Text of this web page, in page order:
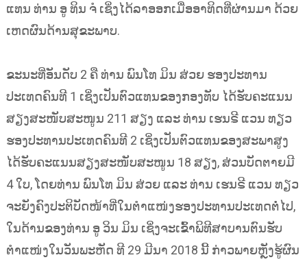
ແທນ ທ່ານ ອູ ທິນ ຈໍ ເຊິ່ງໄດ້ລາອອກເມື່ອອາທິດທີ່ຜ່ານມາ ດ້ວຍ
ເຫດຜົນດ້ານສຸຂະພາບ.
ຂະນະທີ່ອັນດັບ 2 ຄື ທ່ານ ພົນໂທ ມິນ ສ່ວຍ ຮອງປະທານ
ປະເທດຄົນທີ 1 ເຊິ່ງເປັນຕົວແທນຂອງກອງທັບ ໄດ້ຮັບຄະແນນ
ສຽງສະໜັບສະໜູນ 211 ສຽງ ແລະ ທ່ານ ເຮນຣີ ແວນ ທຽວ
ຮອງປະທານປະເທດຄົນທີ 2 ເຊິ່ງເປັນຕົວແທນຂອງສະພາສູງ
ໄດ້ຮັບຄະແນນສຽງສະໜັບສະໜູນ 18 ສຽງ, ສ່ວນບັດຕາຍມີ
4 ໃບ, ໂດຍທ່ານ ພົນໂທ ມິນ ສ່ວຍ ແລະ ທ່ານ ເຮນຣີ ແວນ ທຽວ
ຈະຍັງຄົງປະຕິບັດໜ້າທີ່ໃນຕຳແໜ່ງຮອງປະທານປະເທດຕໍ່ໄປ,
ໃນດ້ານຂອງທ່ານ ອູ ວິນ ມິນ ເຊິ່ງຈະເຂົ້າພິທີສາບານຕົນຮັບ
ຕຳແໜ່ງໃນວັນພະຫັດ ທີ 29 ມີນາ 2018 ນີ້ ກ່າວພາຍຫຼັງຮູ້ຜົນ